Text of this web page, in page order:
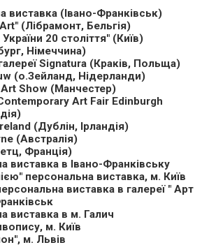
виставка (Івано-Франківськ)
(Лібрамонт, Бельгія)
20 століття" (Київ)
Німеччина)
Signatura (Краків, Польща)
(о.Зейланд, Нідерланди)
Show (Манчестер)
Art Fair Edinburgh
(Дублін, Ірландія)
(Австралія)
Франція)
виставка в Івано-Франківську
персональна виставка, м. Київ
виставка в галереї " Арт
виставка в м. Галич
м. Київ
м. Львів